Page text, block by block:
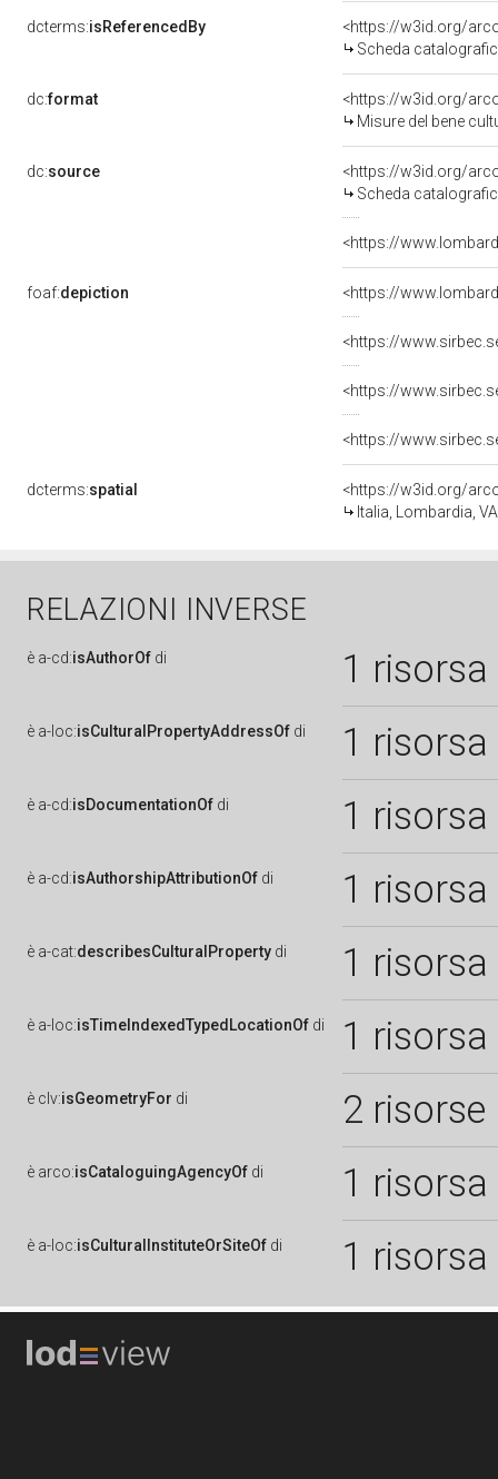
dcterms:isReferencedBy
<https://w3id.org/
Scheda
dc:format
<https://w3id.org/
Misure del bene
dc:source
<https://w3id.org/
Scheda
<https://
foaf:depiction
dcterms:spatial
<https://w3id.org/
Italia, Lombardia,
RELAZIONI INVERSE
è a-cd:isAuthorOf di 1 risorsa
è a-loc:isCulturalPropertyAddressOf di 1 risorsa
è a-cd:isDocumentationOf di 1 risorsa
è a-cd:isAuthorshipAttributionOf di 1 risorsa
è a-cat:describesCulturalProperty di 1 risorsa
è a-loc:isTimeIndexedTypedLocationOf di 1 risorsa
è clv:isGeometryFor di 2 risorse
è arco:isCataloguingAgencyOf di 1 risorsa
è a-loc:isCulturalInstituteOrSiteOf di 1 risorsa